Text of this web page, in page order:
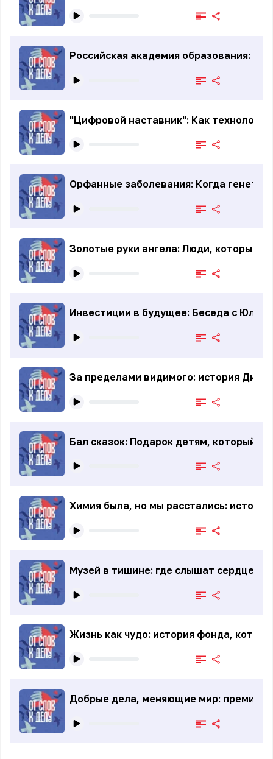
Российская академия образования: В
"Цифровой наставник": Как
Орфанные заболевания: Когда
Золотые руки ангела: Люди, которые
Инвестиции в будущее: Беседа с
За пределами видимого: история
Бал сказок: Подарок детям, который
Химия была, но мы расстались: история
Музей в тишине: где слышат сердцем
Жизнь как чудо: история фонда,
Добрые дела, меняющие мир: премия